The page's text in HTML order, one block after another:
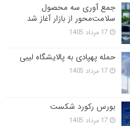
جمع آوری سه محصول
سلامت‌محور از بازار آغاز شد
17 مرداد 1405
حمله پهپادی به پالایشگاه لیبی
17 مرداد 1405
بورس رکورد شکست
17 مرداد 1405